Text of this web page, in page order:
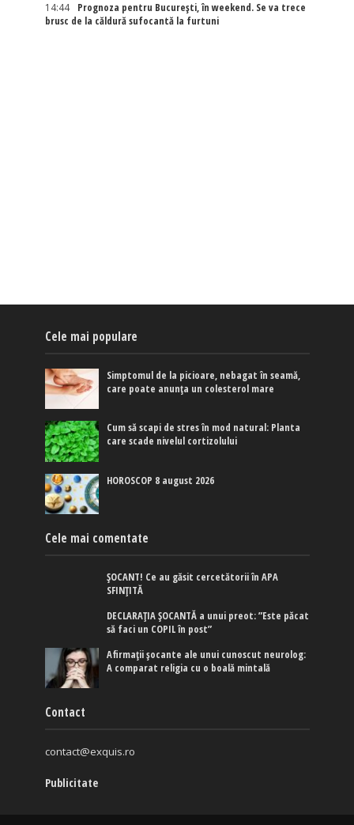
14:44
Prognoza pentru București, în weekend. Se va trece
brusc de la căldură sufocantă la furtuni
Cele mai populare
Simptomul de la picioare, nebagat în seamă,
care poate anunța un colesterol mare
Cum să scapi de stres în mod natural: Planta
care scade nivelul cortizolului
HOROSCOP 8 august 2026
Cele mai comentate
ȘOCANT! Ce au găsit cercetătorii în APA
SFINȚITĂ
DECLARAȚIA ȘOCANTĂ a unui preot: ”Este păcat
să faci un COPIL în post”
Afirmaţii şocante ale unui cunoscut neurolog:
A comparat religia cu o boală mintală
Contact
contact@exquis.ro
Publicitate